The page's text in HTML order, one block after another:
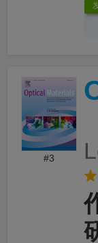
#3